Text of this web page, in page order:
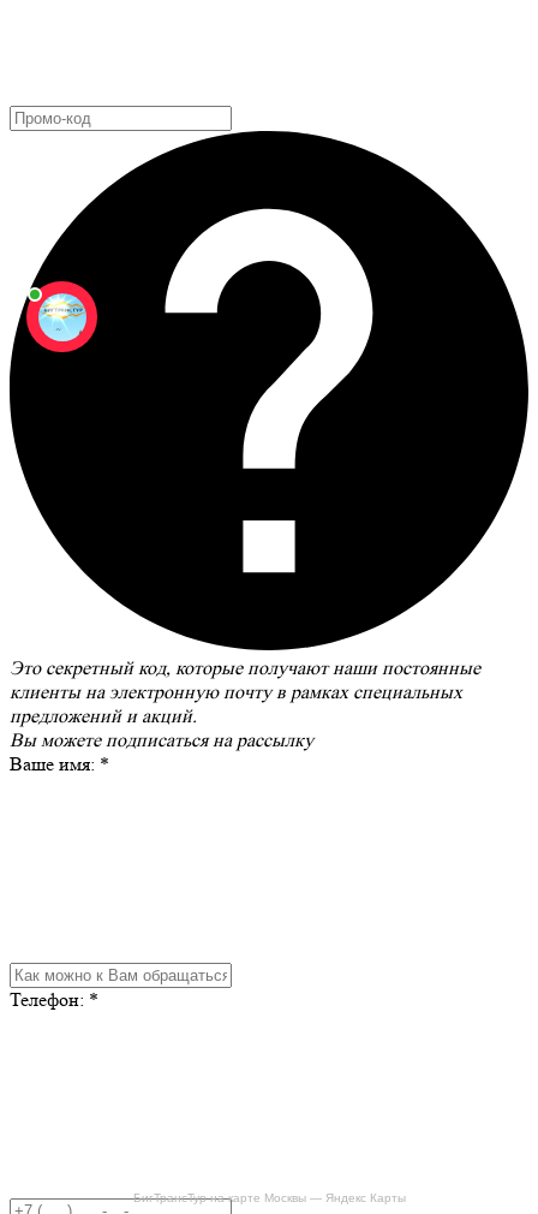
БигТрансТур на карте Москвы — Яндекс Карты
Это секретный код, которые получают наши постоянные
клиенты на электронную почту в рамках специальных
предложений и акций.
Вы можете подписаться на рассылку
Ваше имя: *
Телефон: *